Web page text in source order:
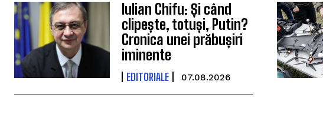
Iulian Chifu: Și când
clipește, totuși, Putin?
Cronica unei prăbușiri
iminente
EDITORIALE 07.08.2026